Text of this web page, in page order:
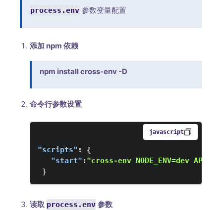
process.env 参数变量配置
添加 npm 依赖
npm install cross-env -D
命令行参数设置
javascript
"scripts" :
{
"start" : "cross-env NODE_ENV=dev
}
读取 process.env 参数